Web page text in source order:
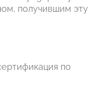
получившим эту
по